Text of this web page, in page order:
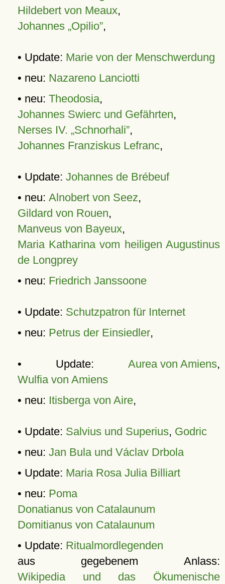
Hildebert von Meaux,
Johannes „Opilio”,
• Update: Marie von der Menschwerdung
• neu: Nazareno Lanciotti
• neu: Theodosia,
Johannes Swierc und Gefährten,
Nerses IV. „Schnorhali”,
Johannes Franziskus Lefranc,
• Update: Johannes de Brébeuf
• neu: Alnobert von Seez,
Gildard von Rouen,
Manveus von Bayeux,
Maria Katharina vom heiligen Augustinus
de Longprey
• neu: Friedrich Janssoone
• Update: Schutzpatron für Internet
• neu: Petrus der Einsiedler,
• Update: Aurea von Amiens,
Wulfia von Amiens
• neu: Itisberga von Aire,
• Update: Salvius und Superius, Godric
• neu: Jan Bula und Václav Drbola
• Update: Maria Rosa Julia Billiart
• neu: Poma
Donatianus von Catalaunum
Domitianus von Catalaunum
• Update: Ritualmordlegenden
aus gegebenem Anlass:
Wikipedia und das Ökumenische